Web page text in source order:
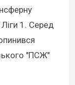
Ліги 1. Серед
"ПСЖ"